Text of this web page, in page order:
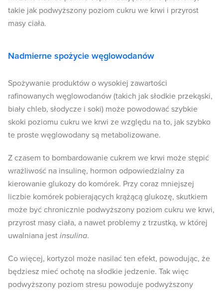
takie jak podwyższony poziom cukru we krwi i przyrost
masy ciała.
Nadmierne spożycie węglowodanów
Spożywanie produktów o wysokiej zawartości
rafinowanych węglowodanów (takich jak słodkie przekąski,
biały chleb, słodycze i soki) może powodować szybkie
skoki poziomu cukru we krwi ze względu na to, jak szybko
te proste węglowodany są metabolizowane.
Z czasem to bombardowanie cukrem we krwi może stępić
wrażliwość na insulinę, hormon odpowiedzialny za
kierowanie glukozy do komórek. Przy coraz mniejszej
liczbie komórek pobierających krążącą glukozę, skutkiem
może być chronicznie podwyższony poziom cukru we krwi,
przyrost masy ciała, a nawet problemy z trzustką, w której
uwalniana jest insulina.
Co więcej, kortyzol może nasilać ten efekt, powodując, że
będziesz mieć ochotę na słodkie jedzenie. Tak więc
podwyższony poziom stresu powoduje podwyższony